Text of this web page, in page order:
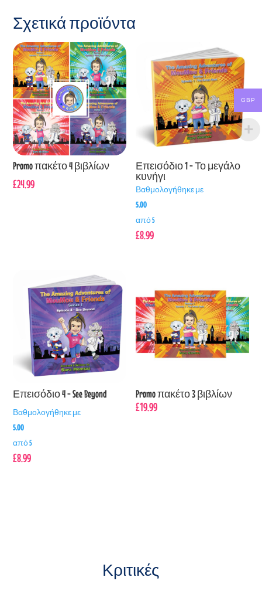
Σχετικά προϊόντα
Promo πακέτο 4 βιβλίων
£24.99
Επεισόδιο 1 - Το μεγάλο
κυνήγι
Βαθμολογήθηκε με
5.00
από 5
£8.99
Επεισόδιο 4 - See Beyond
Βαθμολογήθηκε με
5.00
από 5
£8.99
Promo πακέτο 3 βιβλίων
£19.99
Κριτικές
GBP